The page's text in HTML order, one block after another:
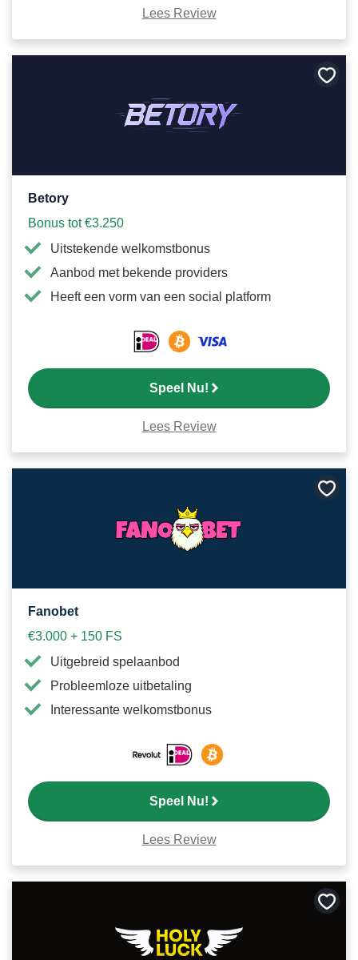
Lees Review
Betory
Bonus tot €3.250
Uitstekende welkomstbonus
Aanbod met bekende providers
Heeft een vorm van een social platform
Speel Nu!
Lees Review
Fanobet
€3.000 + 150 FS
Uitgebreid spelaanbod
Probleemloze uitbetaling
Interessante welkomstbonus
Speel Nu!
Lees Review